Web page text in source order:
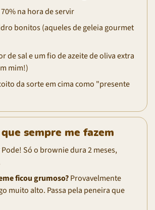
na hora de servir
bonitos (aqueles de geleia gourmet
de sal e um fio de azeite de oliva extra
mim!)
da sorte em cima como "presente
sempre me fazem
Pode! Só o brownie dura 2 meses,
ficou grumoso?Provavelmente
muito alto. Passa pela peneira que